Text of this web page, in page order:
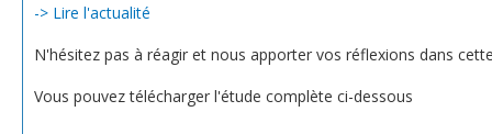
-> Lire l'actualité
N'hésitez pas à réagir et nous apporter vos réflexions dans
Vous pouvez télécharger l'étude complète ci-dessous